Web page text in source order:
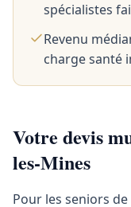
spécialistes
Revenu
charge santé
Votre devis
les-Mines
Pour les seniors